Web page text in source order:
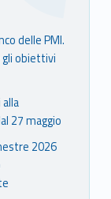
delle PMI.
gli obiettivi
27 maggio
2026